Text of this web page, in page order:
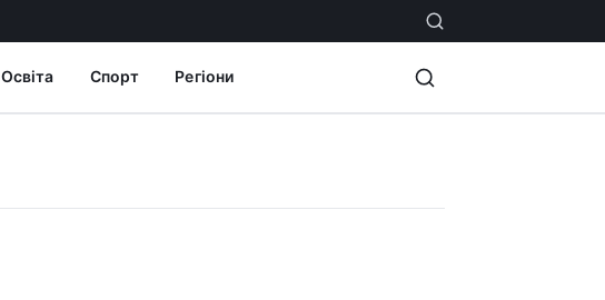
Освіта Спорт Регіони